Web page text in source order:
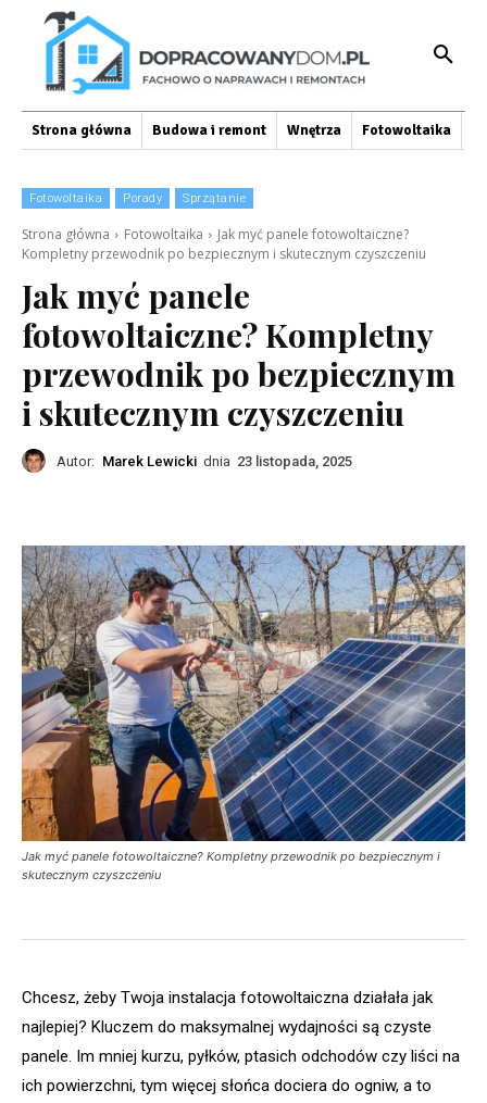
Strona główna Budowa i remont Wnętrza Fotowoltaika
Fotowoltaika Porady Sprzątanie
Strona główna Fotowoltaika
Jak myć panele fotowoltaiczne?
Kompletny przewodnik po bezpiecznym i skutecznym czyszczeniu
Jak myć panele
fotowoltaiczne? Kompletny
przewodnik po bezpiecznym
i skutecznym czyszczeniu
Autor: Marek Lewicki dnia 23 listopada, 2025
Jak myć panele fotowoltaiczne? Kompletny przewodnik po bezpiecznym i
skutecznym czyszczeniu
Chcesz, żeby Twoja instalacja fotowoltaiczna działała jak
najlepiej? Kluczem do maksymalnej wydajności są czyste
panele. Im mniej kurzu, pyłków, ptasich odchodów czy liści na
ich powierzchni, tym więcej słońca dociera do ogniw, a to